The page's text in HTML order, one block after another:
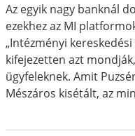
Az egyik nagy banknál
ezekhez az MI
„Intézményi
kifejezetten azt
ügyfeleknek. Amit
Mészáros kisétált, az